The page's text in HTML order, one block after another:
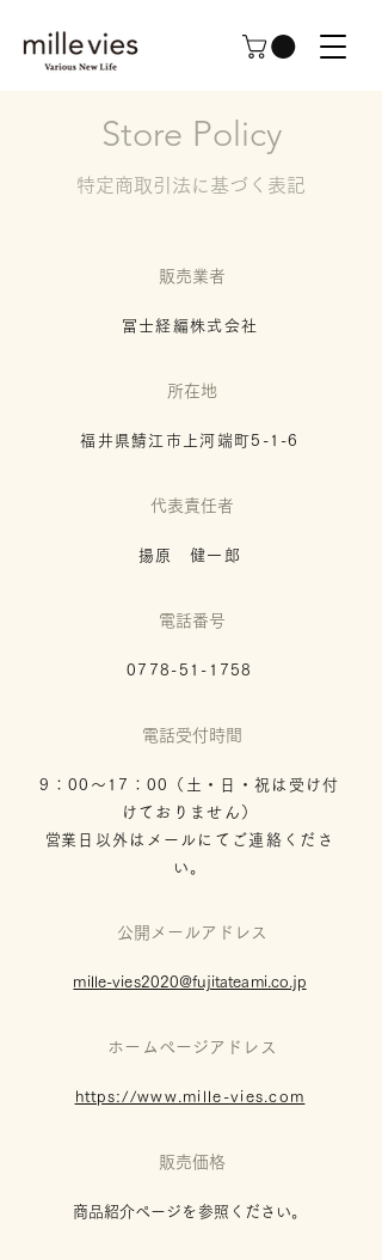
Store Policy
特定商取引法に基づく表記
販売業者
冨士経編株式会社
​所在地
福井県鯖江市上河端町5-1-6
代表責任者
揚原 健一郎
​電話番号
0778-51-1758
電話受付時間
9：00〜17：00（土・日・祝は受け付
けておりません）
​営業日以外はメールにてご連絡くださ
い。
公開メールアドレス
mille-vies2020@fujitateami.co.jp
ホームページアドレス
https://www.mille-vies.com
販売価格
商品紹介ページを参照ください。